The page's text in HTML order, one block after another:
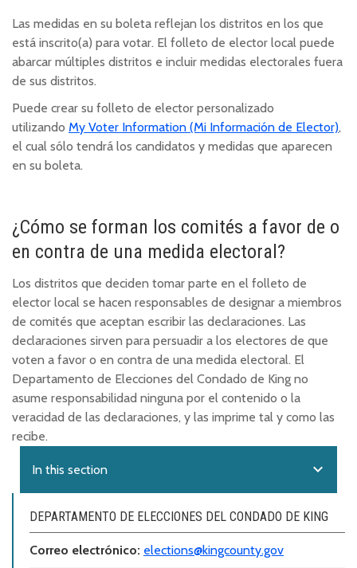
Las medidas en su boleta reflejan los distritos en los que
está inscrito(a) para votar. El folleto de elector local puede
abarcar múltiples distritos e incluir medidas electorales fuera
de sus distritos.
Puede crear su folleto de elector personalizado
utilizando My Voter Information (Mi Información de Elector),
el cual sólo tendrá los candidatos y medidas que aparecen
en su boleta.
¿Cómo se forman los comités a favor de o
en contra de una medida electoral?
Los distritos que deciden tomar parte en el folleto de
elector local se hacen responsables de designar a miembros
de comités que aceptan escribir las declaraciones. Las
declaraciones sirven para persuadir a los electores de que
voten a favor o en contra de una medida electoral. El
Departamento de Elecciones del Condado de King no
asume responsabilidad ninguna por el contenido o la
veracidad de las declaraciones, y las imprime tal y como las
recibe.
In this section expand_more
DEPARTAMENTO DE ELECCIONES DEL CONDADO DE KING
Correo electrónico: elections@kingcounty.gov